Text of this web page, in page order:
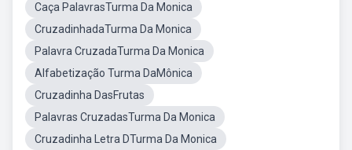
Caça PalavrasTurma Da Monica
CruzadinhadaTurma Da Monica
Palavra CruzadaTurma Da Monica
Alfabetização Turma DaMônica
Cruzadinha DasFrutas
Palavras CruzadasTurma Da Monica
Cruzadinha Letra DTurma Da Monica